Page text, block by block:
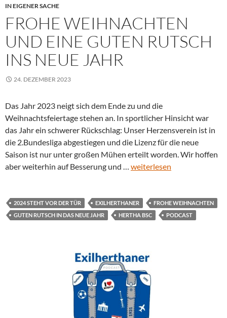
IN EIGENER SACHE
FROHE WEIHNACHTEN
UND EINE GUTEN RUTSCH
INS NEUE JAHR
24. DEZEMBER 2023
Das Jahr 2023 neigt sich dem Ende zu und die
Weihnachtsfeiertage stehen an. In sportlicher Hinsicht war
das Jahr ein schwerer Rückschlag: Unser Herzensverein ist in
die 2.Bundesliga abgestiegen und die Lizenz für die neue
Saison ist nur unter großen Mühen erteilt worden. Wir hoffen
aber weiterhin auf Besserung und … weiterlesen
2024 STEHT VOR DER TÜR EXILHERTHANER
FROHE WEIHNACHTEN
GUTEN RUTSCH IN DAS NEUE JAHR
HERTHA BSC PODCAST